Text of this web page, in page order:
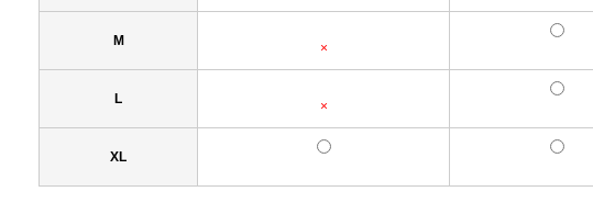
M ×
L ×
XL